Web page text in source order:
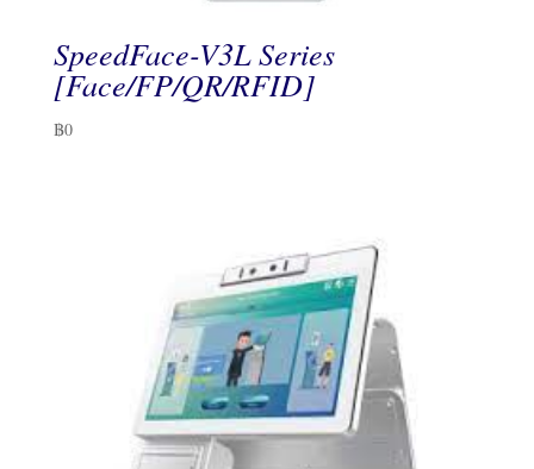
SpeedFace-V3L Series
[Face/FP/QR/RFID]
฿0